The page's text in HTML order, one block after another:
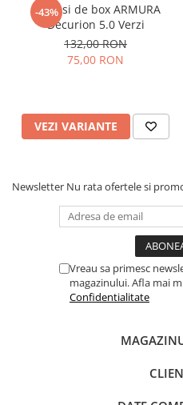
-43%
Manusi de box ARMURA
Decurion 5.0 Verzi
132,00 RON
75,00 RON
VEZI VARIANTE
Newsletter Nu rata ofertele si
Vreau sa primesc
magazinului. Afla mai
Confidentialitate